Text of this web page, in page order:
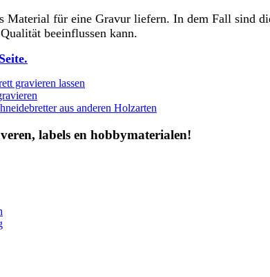
Material für eine Gravur liefern. In dem Fall sind
beeinflussen kann.
gravieren lassen
aus anderen Holzarten
labels en hobbymaterialen!